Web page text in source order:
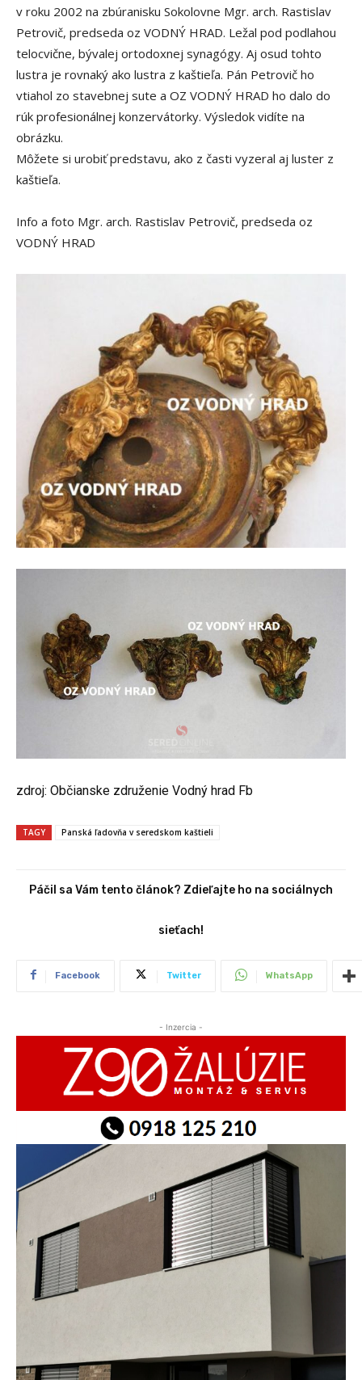
v roku 2002 na zbúranisku Sokolovne Mgr. arch. Rastislav
Petrovič, predseda oz VODNÝ HRAD. Ležal pod podlahou
telocvične, bývalej ortodoxnej synagógy. Aj osud tohto
lustra je rovnaký ako lustra z kaštieľa. Pán Petrovič ho
vtiahol zo stavebnej sute a OZ VODNÝ HRAD ho dalo do
rúk profesionálnej konzervátorky. Výsledok vidíte na
obrázku.
Môžete si urobiť predstavu, ako z časti vyzeral aj luster z
kaštieľa.
Info a foto Mgr. arch. Rastislav Petrovič, predseda oz
VODNÝ HRAD
zdroj: Občianske združenie Vodný hrad Fb
TAGY Panská ľadovňa v seredskom kaštieli
Páčil sa Vám tento článok? Zdieľajte ho na sociálnych
sieťach!
Facebook Twitter WhatsApp
- Inzercia -